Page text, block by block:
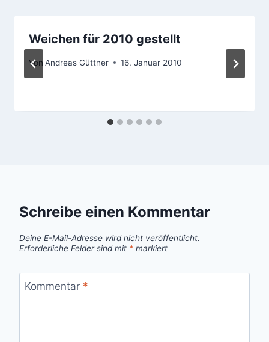
Weichen für 2010 gestellt
Von Andreas Güttner 16. Januar 2010
Schreibe einen Kommentar
Deine E-Mail-Adresse wird nicht veröffentlicht.
Erforderliche Felder sind mit * markiert
Kommentar *